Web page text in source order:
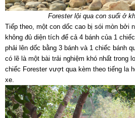
Forester lội qua con suối ở
Tiếp theo, một con dốc cao bị sói mòn bởi
không đủ diện tích để cả 4 bánh của 1
phải lên dốc bằng 3 bánh và 1 chiếc bánh
có lẽ là một bài trải nghiệm khó nhất trong
chiếc Forester vượt qua kèm theo tiếng la
xe.